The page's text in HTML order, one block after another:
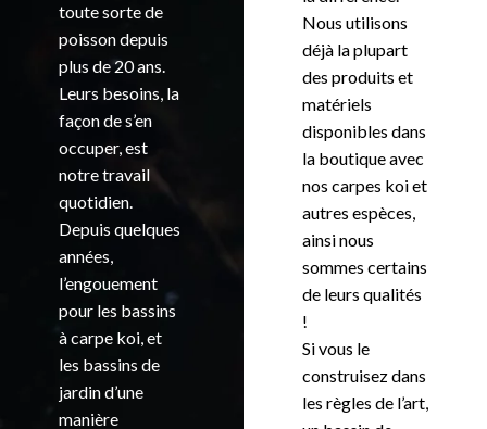
toute sorte de
poisson depuis
plus de 20 ans.
Leurs besoins, la
façon de s’en
occuper, est
notre travail
quotidien.
Depuis quelques
années,
l’engouement
pour les bassins
à carpe koi, et
les bassins de
jardin d’une
manière
Nous utilisons
déjà la plupart
des produits et
matériels
disponibles dans
la boutique avec
nos carpes koi et
autres espèces,
ainsi nous
sommes certains
de leurs qualités
!
Si vous le
construisez dans
les règles de l’art,